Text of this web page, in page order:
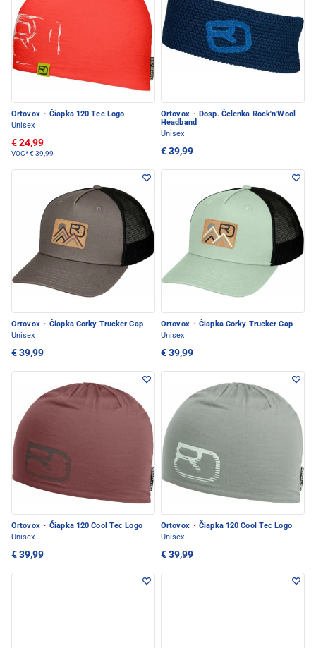
Ortovox · Čiapka 120 Tec Logo
Unisex
€ 24,99
VOC*€ 39,99
Ortovox · Dosp. Čelenka Rock'n'Wool
Headband
Unisex
€ 39,99
Ortovox · Čiapka Corky Trucker Cap
Unisex
€ 39,99
Ortovox · Čiapka Corky Trucker Cap
Unisex
€ 39,99
Ortovox · Čiapka 120 Cool Tec Logo
Unisex
€ 39,99
Ortovox · Čiapka 120 Cool Tec Logo
Unisex
€ 39,99